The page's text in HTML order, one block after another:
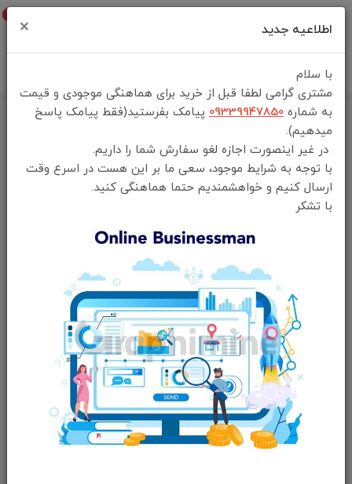
خانه
فهرست محصولات
Air GTI-01
اطلاعیه جدید ×
با سلام
مشتری گرامی لطفا قبل از خرید برای هماهنگی موجودی و قیمت
به شماره 09339947850 پیامک بفرستید(فقط پیامک پاسخ
میدهیم).
در غیر اینصورت اجازه لغو سفارش شما را داریم.
با توجه به شرایط موجود، سعی ما بر این هست در اسرع وقت
ارسال کنیم و خواهشمندیم حتما هماهنگی کنید.
با تشکر